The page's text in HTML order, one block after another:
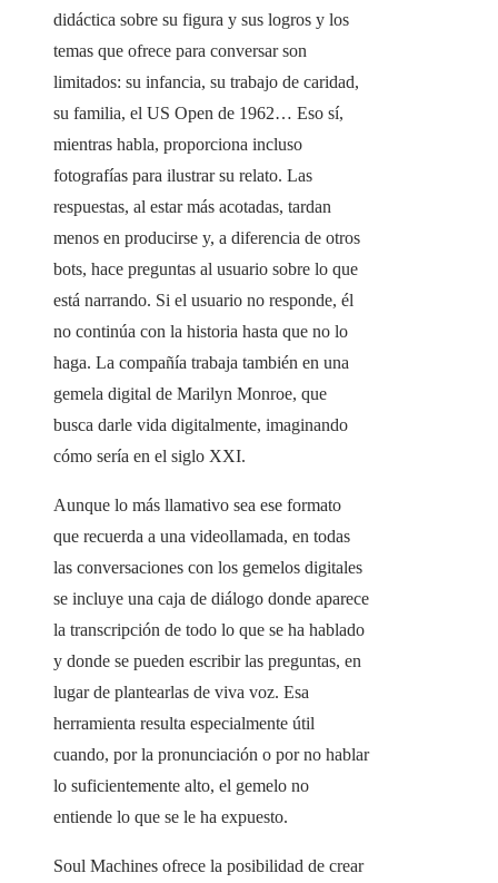
didáctica sobre su figura y sus logros y los
temas que ofrece para conversar son
limitados: su infancia, su trabajo de caridad,
su familia, el US Open de 1962… Eso sí,
mientras habla, proporciona incluso
fotografías para ilustrar su relato. Las
respuestas, al estar más acotadas, tardan
menos en producirse y, a diferencia de otros
bots, hace preguntas al usuario sobre lo que
está narrando. Si el usuario no responde, él
no continúa con la historia hasta que no lo
haga. La compañía trabaja también en una
gemela digital de Marilyn Monroe, que
busca darle vida digitalmente, imaginando
cómo sería en el siglo XXI.
Aunque lo más llamativo sea ese formato
que recuerda a una videollamada, en todas
las conversaciones con los gemelos digitales
se incluye una caja de diálogo donde aparece
la transcripción de todo lo que se ha hablado
y donde se pueden escribir las preguntas, en
lugar de plantearlas de viva voz. Esa
herramienta resulta especialmente útil
cuando, por la pronunciación o por no hablar
lo suficientemente alto, el gemelo no
entiende lo que se le ha expuesto.
Soul Machines ofrece la posibilidad de crear